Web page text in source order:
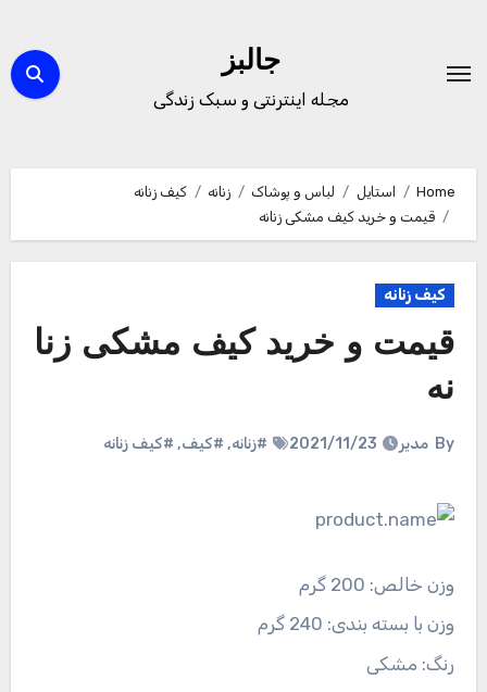
content
جالبز
مجله اینترنتی و سبک زندگی
Home استایل لباس و پوشاک زنانه
کیف زنانه
قیمت و خرید کیف مشکی زنانه
کیف زنانه
قیمت و خرید کیف مشکی زنا
نه
By مدیر 2021/11/23 #زنانه, #کیف, #کیف زنانه
وزن خالص: 200 گرم
وزن با بسته بندی: 240 گرم
رنگ: مشکی